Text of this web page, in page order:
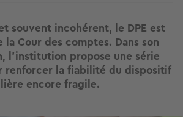
souvent incohérent, le DPE est
la Cour des comptes. Dans son
l’institution propose une série
renforcer la fiabilité du dispositif
encore fragile.